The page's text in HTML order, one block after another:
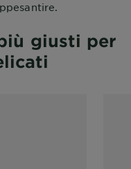
giusti per